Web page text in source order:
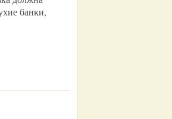
банки,